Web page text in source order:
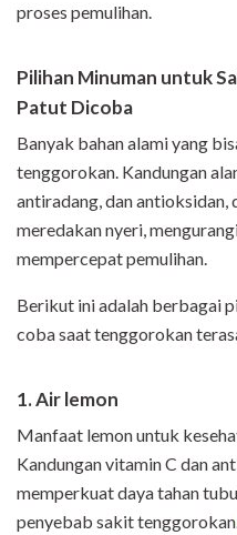
proses pemulihan.
Pilihan Minuman untuk
Patut Dicoba
Banyak bahan alami yang
tenggorokan. Kandungan
antiradang, dan antioksidan,
meredakan nyeri,
mempercepat pemulihan.
Berikut ini adalah berbagai
coba saat tenggorokan
1. Air lemon
Manfaat lemon untuk
Kandungan vitamin C dan
memperkuat daya tahan
penyebab sakit